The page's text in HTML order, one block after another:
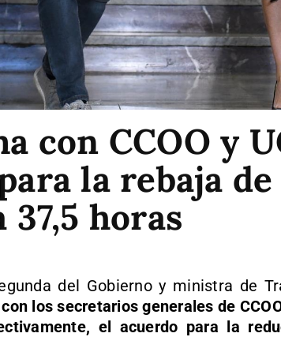
con CCOO y
la rebaja
37,5 horas
del Gobierno y ministra de
los secretarios generales de
el acuerdo para la